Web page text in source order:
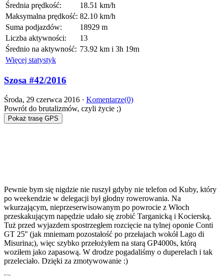
Średnia prędkość:
18.51 km/h
Maksymalna prędkość: 82.10 km/h
Suma podjazdów:
18929 m
Liczba aktywności:
13
Średnio na aktywność: 73.92 km i 3h 19m
Więcej statystyk
Szosa #42/2016
Środa, 29 czerwca 2016 · Komentarze(0)
Powrót do brutalizmów, czyli życie ;)
Pokaż trasę GPS
Pewnie bym się nigdzie nie ruszył gdyby nie telefon od Kuby, który
po weekendzie w delegacji był głodny rowerowania. Na
wkurzającym, nieprzeserwisowanym po powrocie z Włoch
przeskakującym napędzie udało się zrobić Targanicką i Kocierską.
Tuż przed wyjazdem spostrzegłem rozcięcie na tylnej oponie Conti
GT 25'' (jak mniemam pozostałość po przełajach wokół Lago di
Misurina;), więc szybko przełożyłem na starą GP4000s, którą
woziłem jako zapasową. W drodze pogadaliśmy o duperelach i tak
przeleciało. Dzięki za zmotywowanie :)